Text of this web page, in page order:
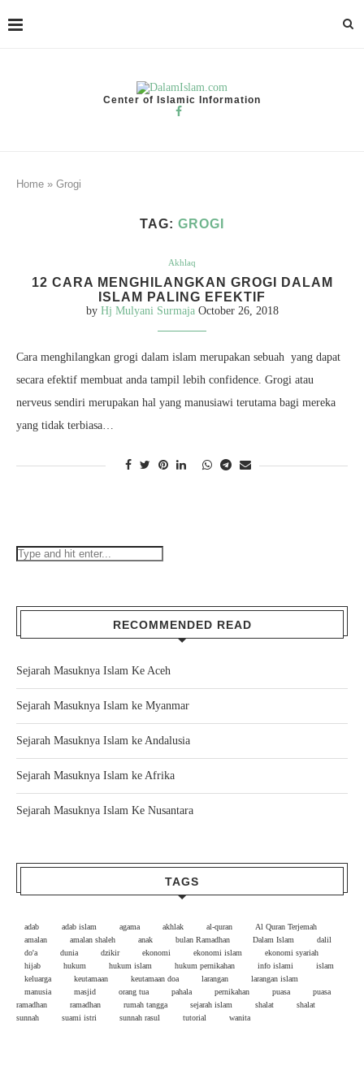
Center of Islamic Information
Home » Grogi
TAG: GROGI
Akhlaq
12 CARA MENGHILANGKAN GROGI DALAM
ISLAM PALING EFEKTIF
by Hj Mulyani Surmaja October 26, 2018
Cara menghilangkan grogi dalam islam merupakan sebuah yang dapat
secara efektif membuat anda tampil lebih confidence. Grogi atau
nerveus sendiri merupakan hal yang manusiawi terutama bagi mereka
yang tidak terbiasa…
RECOMMENDED READ
Sejarah Masuknya Islam Ke Aceh
Sejarah Masuknya Islam ke Myanmar
Sejarah Masuknya Islam ke Andalusia
Sejarah Masuknya Islam ke Afrika
Sejarah Masuknya Islam Ke Nusantara
TAGS
adab adab islam agama akhlak al-quran
Al Quran Terjemah
amalan
amalan shaleh anak bulan Ramadhan Dalam Islam
dalil
do'a
dunia dzikir ekonomi ekonomi islam
ekonomi syariah
hijab
hukum hukum islam hukum pernikahan info islami
islam
keluarga
keutamaan keutamaan doa larangan
larangan islam
manusia
masjid orang tua pahala pernikahan puasa
puasa
ramadhan
ramadhan rumah tangga sejarah islam shalat
shalat
sunnah
suami istri sunnah rasul tutorial wanita